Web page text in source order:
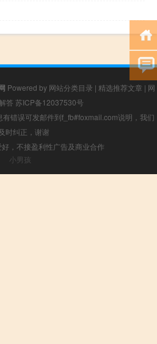
Powered by 网站分类目录 | 精选推荐文章 | 网
答 苏ICP备12037530号
错误可发邮件到f_fb#foxmail.com说明，我们
时纠正，谢谢
，不接盈利性广告及商业合作
小男孩